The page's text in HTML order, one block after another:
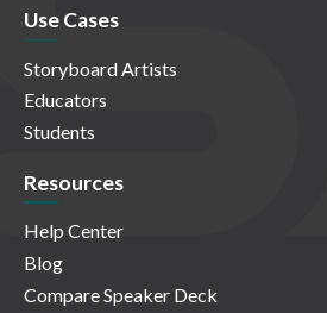
Use Cases
Storyboard Artists
Educators
Students
Resources
Help Center
Blog
Compare Speaker Deck